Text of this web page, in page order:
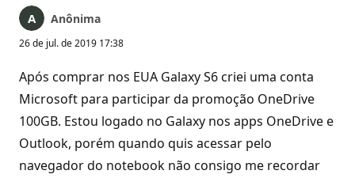
Anônima
26 de jul. de 2019 17:38
Após comprar nos EUA Galaxy S6 criei uma conta
Microsoft para participar da promoção OneDrive
100GB. Estou logado no Galaxy nos apps OneDrive e
Outlook, porém quando quis acessar pelo
navegador do notebook não consigo me recordar